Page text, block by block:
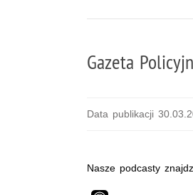
Gazeta
Data publikacji
Nasze podcasty